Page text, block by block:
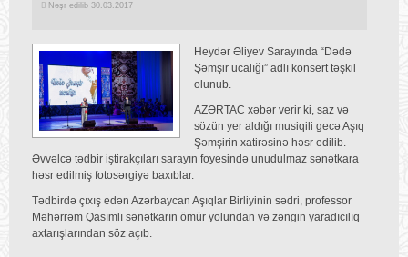
Nəşr edilib 30.03.2017
Heydər Əliyev Sarayında “Dədə
Şəmşir ucalığı” adlı konsert təşkil
olunub.
AZƏRTAC xəbər verir ki, saz və
sözün yer aldığı musiqili gecə Aşıq
Şəmşirin xatirəsinə həsr edilib.
Əvvəlcə tədbir iştirakçıları sarayın foyesində unudulmaz sənətkara
həsr edilmiş fotosərgiyə baxıblar.
Tədbirdə çıxış edən Azərbaycan Aşıqlar Birliyinin sədri, professor
Məhərrəm Qasımlı sənətkarın ömür yolundan və zəngin yaradıcılıq
axtarışlarından söz açıb.